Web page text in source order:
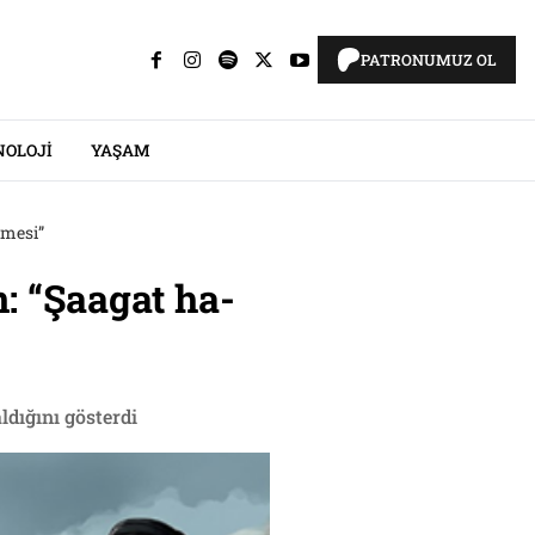
PATRONUMUZ OL
YAŞAM
“Şaagat ha-
gösterdi